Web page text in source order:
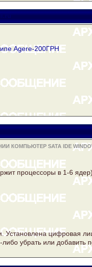
Agere-200ГРН
SATA IDE
процессоры в 1-6
Установлена цифровая
либо убрать или добавить